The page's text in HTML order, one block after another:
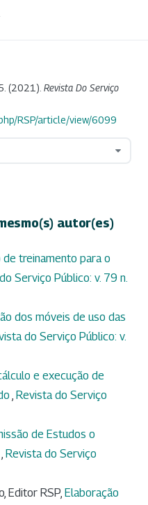
(2021). Revista Do Serviço
RSP/article/view/6099
autor(es)
de treinamento para o
Serviço Público: v. 79 n.
dos móveis de uso das
do Serviço Público: v.
e execução de
, Revista do Serviço
de Estudos o
, Revista do Serviço
Editor RSP, Elaboração